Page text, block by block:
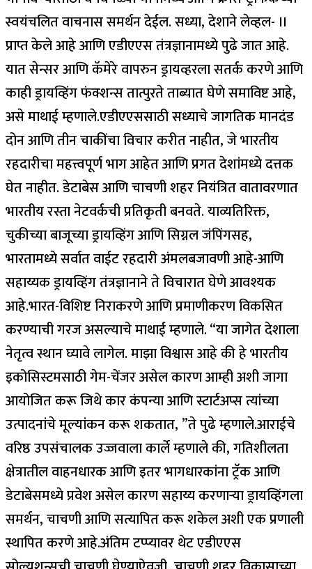
स्वयंचलित वाचनास समर्थन देईल. सध्या, देशाने लेव्हल- II
प्राप्त केले आहे आणि एडीएएस तंत्रज्ञानामध्ये पुढे जात आहे.
यात सेन्सर आणि कॅमेरे वापरुन ड्रायव्हरला सतर्क करणे आणि
काही ड्रायव्हिंग फंक्शन्स तात्पुरते ताब्यात घेणे समाविष्ट आहे,
असे माथाई म्हणाले.एडीएएससाठी सध्याचे जागतिक मानदंड
दोन आणि तीन चाकींचा विचार करीत नाहीत, जे भारतीय
रहदारीचा महत्त्वपूर्ण भाग आहेत आणि प्रगत देशांमध्ये दत्तक
घेत नाहीत.डेटाबेस आणि चाचणी शहर नियंत्रित वातावरणात
भारतीय रस्ता नेटवर्कची प्रतिकृती बनवते. याव्यतिरिक्त,
चुकीच्या बाजूच्या ड्रायव्हिंग आणि सिग्नल जंपिंगसह,
भारतामध्ये सर्वात वाईट रहदारी अंमलबजावणी आहे-आणि
सहाय्यक ड्रायव्हिंग तंत्रज्ञानाने ते विचारात घेणे आवश्यक
आहे.भारत-विशिष्ट निराकरणे आणि प्रमाणीकरण विकसित
करण्याची गरज असल्याचे माथाई म्हणाले. “या जागेत देशाला
नेतृत्व स्थान घ्यावे लागेल.माझा विश्वास आहे की हे भारतीय
इकोसिस्टमसाठी गेम-चेंजर असेल कारण आम्ही अशी जागा
आयोजित करू जिथे कार कंपन्या आणि स्टार्टअप्स त्यांच्या
उत्पादनांचे मूल्यांकन करू शकतात, ”ते पुढे म्हणाले.आराईचे
वरिष्ठ उपसंचालक उज्जवाला कार्ले म्हणाले की, गतिशीलता
क्षेत्रातील वाहनधारक आणि इतर भागधारकांना ट्रॅक आणि
डेटाबेसमध्ये प्रवेश असेल कारण सहाय्य करणार्‍या ड्रायव्हिंगला
समर्थन, चाचणी आणि सत्यापित करू शकेल अशी एक प्रणाली
स्थापित करणे आहे.अंतिम टप्प्यावर थेट एडीएएस